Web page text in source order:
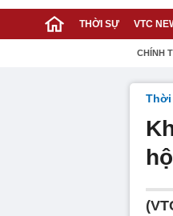
THỜI SỰ VTC
CHÍNH